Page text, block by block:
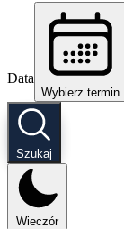
Data
Wybierz termin
Szukaj
Wieczór